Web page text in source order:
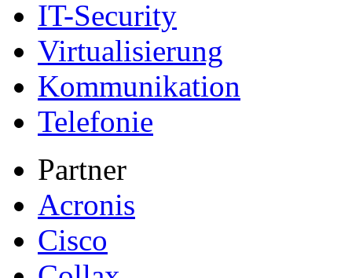
IT-Security
Virtualisierung
Kommunikation
Telefonie
Partner
Acronis
Cisco